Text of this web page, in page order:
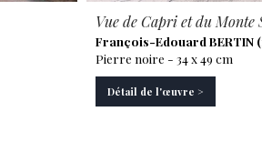
Vue de Capri et du Monte
François-Edouard BERTIN
Pierre noire - 34 x 49 cm
Détail de l'œuvre >